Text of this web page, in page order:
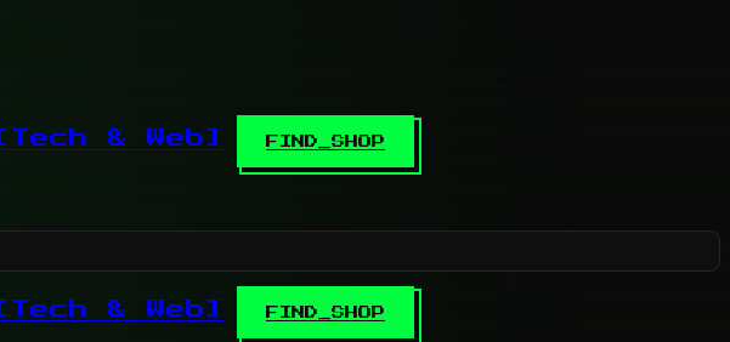
[Tech & Web] FIND_SHOP
[Tech & Web] FIND_SHOP